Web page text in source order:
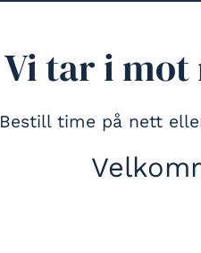
Vi tar i mot
Bestill time på nett